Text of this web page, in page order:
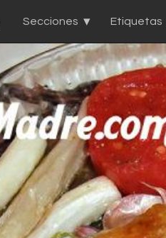
Secciones Etiquetas